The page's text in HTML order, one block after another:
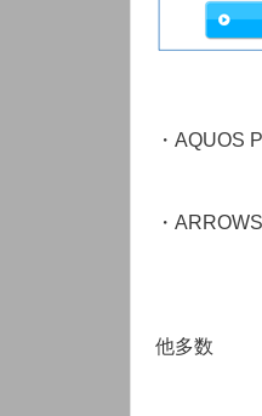
・AQUOS
・
他多数